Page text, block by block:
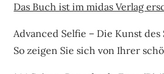
Das Buch ist im midas Verlag
Advanced Selfie – Die Kunst
So zeigen Sie sich von Ihrer